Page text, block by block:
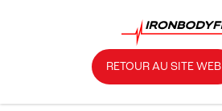
RETOUR AU SITE WEB